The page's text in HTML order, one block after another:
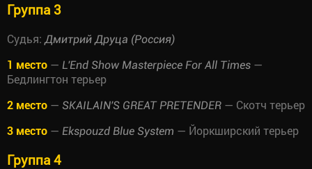
Группа 3
Судья: Дмитрий Друца (Россия)
1 место — L'End Show Masterpiece For All Times —
Бедлингтон терьер
2 место — SKAILAIN'S GREAT PRETENDER — Скотч терьер
3 место — Ekspouzd Blue System — Йоркширский терьер
Группа 4